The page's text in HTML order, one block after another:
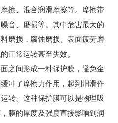
擦、混合润滑摩擦等。摩擦带
音、磨损等。其中危害最大的
磨损，腐蚀磨损、表面疲劳磨
正常运转甚至失效。
之间形成一种保护膜，避免金
冲了摩擦力作用，起到润滑作
转。这种保护膜可以是物理吸
膜的厚度及强度直接影响到润